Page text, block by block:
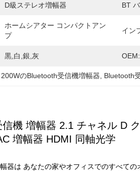
D級ステレオ増幅器 BT
ホームシアター コンパクトアン
プ
イン
黒,白,銀,灰 OEM:
200WのBluetooth受信機増幅器 Bluetooth
機 増幅器 2.1 チャネル D
増幅器 HDMI 同軸光学
器は あなたの家やオフィスでのすべて